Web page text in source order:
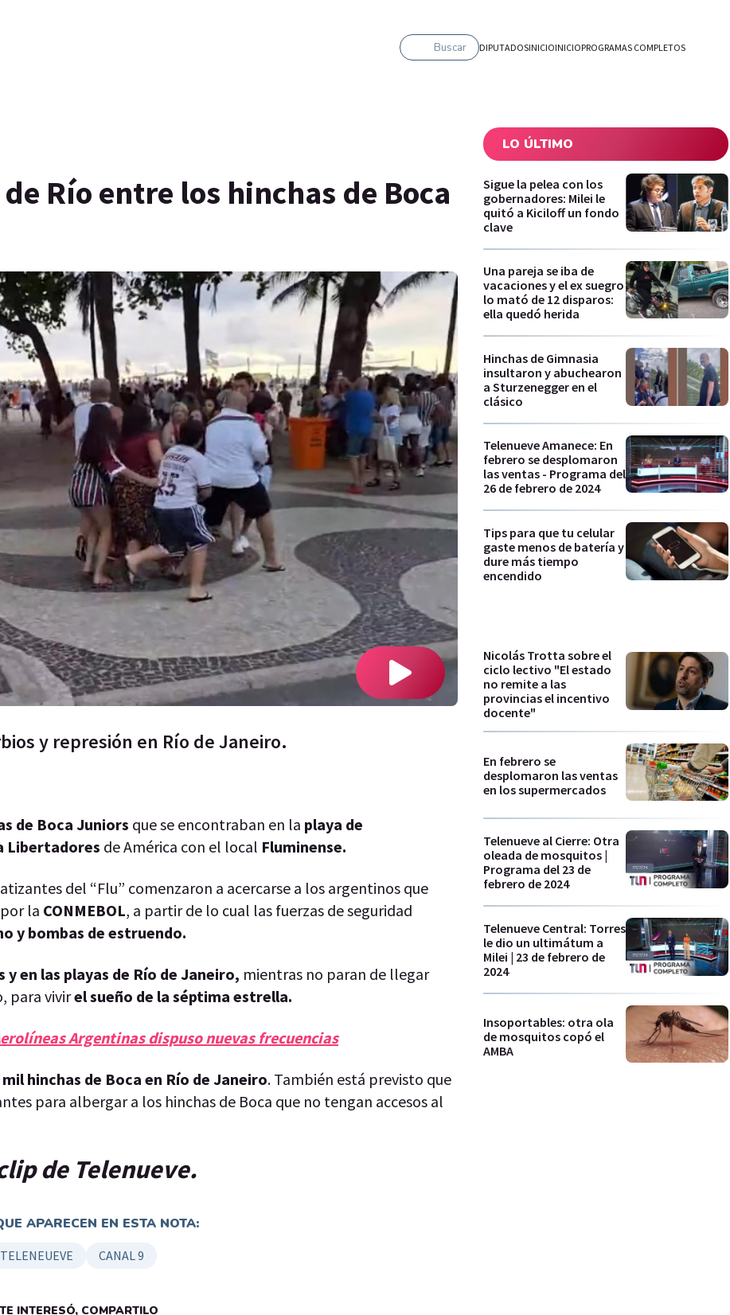
Buscar DIPUTADOSINICIOINICIOPROGRAMAS COMPLETOS
Río entre los hinchas de Boca
y represión en Río de Janeiro.
de Boca Juniors que se encontraban en la playa de
Libertadores de América con el local Fluminense.
del “Flu” comenzaron a acercarse a los argentinos que
la CONMEBOL, a partir de lo cual las fuerzas de seguridad
y bombas de estruendo.
y en las playas de Río de Janeiro, mientras no paran de llegar
para vivirel sueño de la séptima estrella.
Argentinas dispuso nuevas frecuencias
hinchas de Boca en Río de Janeiro. También está previsto que
para albergar a los hinchas de Boca que no tengan accesos al
de Telenueve.
APARECEN EN ESTA NOTA:
TELENEUEVE CANAL 9
INTERESÓ, COMPARTILO
LO ÚLTIMO
Sigue la pelea con los
gobernadores: Milei le
quitó a Kiciloff un fondo
clave
Una pareja se iba de
vacaciones y el ex suegro
lo mató de 12 disparos:
ella quedó herida
Hinchas de Gimnasia
insultaron y abuchearon
a Sturzenegger en el
clásico
Telenueve Amanece: En
febrero se desplomaron
las ventas - Programa del
26 de febrero de 2024
Tips para que tu celular
gaste menos de batería y
dure más tiempo
encendido
Nicolás Trotta sobre el
ciclo lectivo "El estado
no remite a las
provincias el incentivo
docente"
En febrero se
desplomaron las ventas
en los supermercados
Telenueve al Cierre: Otra
oleada de mosquitos |
Programa del 23 de
febrero de 2024
Telenueve Central: Torres
le dio un ultimátum a
Milei | 23 de febrero de
2024
Insoportables: otra ola
de mosquitos copó el
AMBA